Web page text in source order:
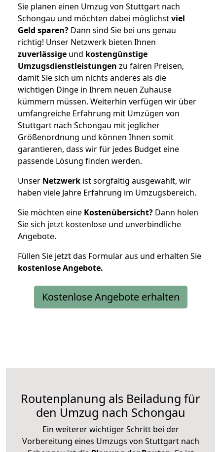
Sie planen einen Umzug von Stuttgart nach
Schongau und möchten dabei möglichstviel
Geld sparen? Dann sind Sie bei uns genau
richtig! Unser Netzwerk bieten Ihnen
zuverlässige und kostengünstige
Umzugsdienstleistungen zu fairen Preisen,
damit Sie sich um nichts anderes als die
wichtigen Dinge in Ihrem neuen Zuhause
kümmern müssen. Weiterhin verfügen wir über
umfangreiche Erfahrung mit Umzügen von
Stuttgart nach Schongau mit jeglicher
Größenordnung und können Ihnen somit
garantieren, dass wir für jedes Budget eine
passende Lösung finden werden.
Unser Netzwerk ist sorgfältig ausgewählt, wir
haben viele Jahre Erfahrung im Umzugsbereich.
Sie möchten eine Kostenübersicht? Dann holen
Sie sich jetzt kostenlose und unverbindliche
Angebote.
Füllen Sie jetzt das Formular aus und erhalten Sie
kostenloseAngebote.
Kostenlose Angebote erhalten
Routenplanung als Beiladung für
den Umzug nach Schongau
Ein weiterer wichtiger Schritt bei der
Vorbereitung eines Umzugs von Stuttgart nach